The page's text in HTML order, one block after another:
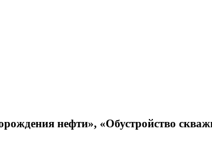
нефти», «Обустройство